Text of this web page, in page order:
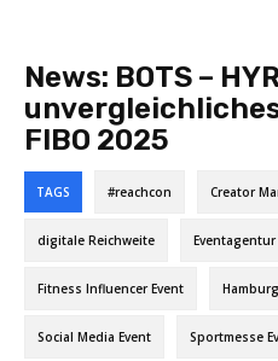
News: BOTS –
FIBO 2025
TAGS #reachcon Creator
digitale Reichweite
Fitness Influencer Event
Social Media Event Sportmesse